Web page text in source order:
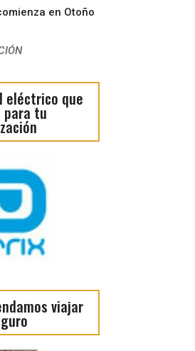
en Otoño
eléctrico que
para tu
viajar